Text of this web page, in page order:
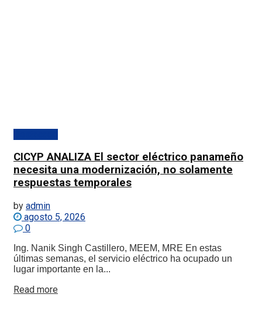
CICYP ANALIZA El sector eléctrico panameño
necesita una modernización, no solamente
respuestas temporales
by admin
agosto 5, 2026
0
Ing. Nanik Singh Castillero, MEEM, MRE En estas
últimas semanas, el servicio eléctrico ha ocupado un
lugar importante en la...
Read more